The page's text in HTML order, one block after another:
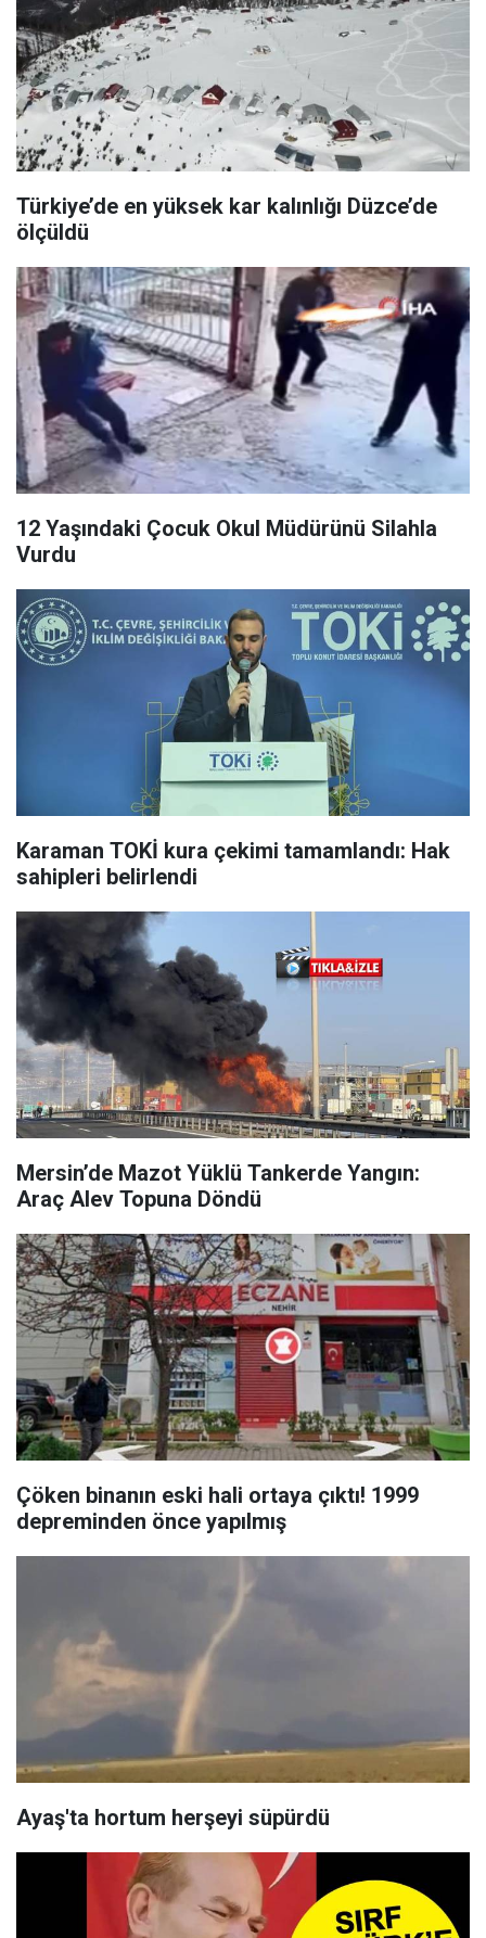
Türkiye’de en yüksek kar kalınlığı Düzce’de
ölçüldü
12 Yaşındaki Çocuk Okul Müdürünü Silahla
Vurdu
Karaman TOKİ kura çekimi tamamlandı: Hak
sahipleri belirlendi
Mersin’de Mazot Yüklü Tankerde Yangın:
Araç Alev Topuna Döndü
Çöken binanın eski hali ortaya çıktı! 1999
depreminden önce yapılmış
Ayaş'ta hortum herşeyi süpürdü